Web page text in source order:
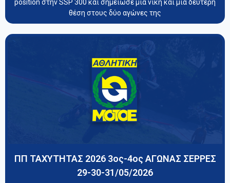
position στην SSP 300 και σημείωσε μία νίκη και μία δεύτερη
θέση στους δύο αγώνες της
ΠΠ ΤΑΧΥΤΗΤΑΣ 2026 3ος-4ος ΑΓΩΝΑΣ ΣΕΡΡΕΣ
29-30-31/05/2026